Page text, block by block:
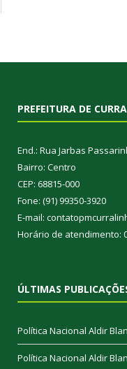
PREFEITURA DE
End.: Rua Jarbas
Bairro: Centro
CEP: 68815-000
Fone: (91) 99350-3920
E-mail:
Horário de atendimento:
ÚLTIMAS
Política Nacional Aldir
Política Nacional Aldir